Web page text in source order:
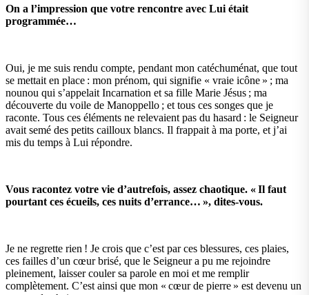
On a l’impression que votre rencontre avec Lui était
programmée…
Oui, je me suis rendu compte, pendant mon catéchuménat, que tout
se mettait en place : mon prénom, qui signifie « vraie icône » ; ma
nounou qui s’appelait Incarnation et sa fille Marie Jésus ; ma
découverte du voile de Manoppello ; et tous ces songes que je
raconte. Tous ces éléments ne relevaient pas du hasard : le Seigneur
avait semé des petits cailloux blancs. Il frappait à ma porte, et j’ai
mis du temps à Lui répondre.
Vous racontez votre vie d’autrefois, assez chaotique. « Il faut
pourtant ces écueils, ces nuits d’errance… », dites-vous.
Je ne regrette rien ! Je crois que c’est par ces blessures, ces plaies,
ces failles d’un cœur brisé, que le Seigneur a pu me rejoindre
pleinement, laisser couler sa parole en moi et me remplir
complètement. C’est ainsi que mon « cœur de pierre » est devenu un